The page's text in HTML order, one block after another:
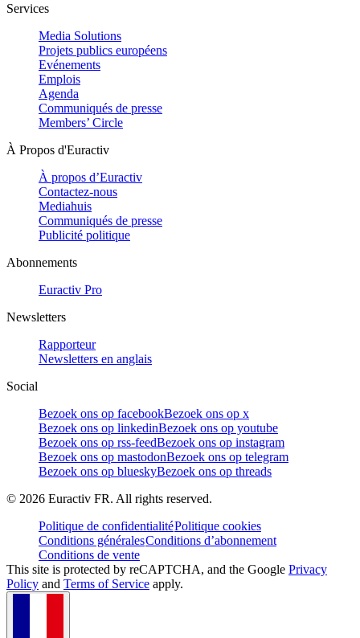
Services
Media Solutions
Projets publics européens
Evénements
Emplois
Agenda
Communiqués de presse
Members’ Circle
À Propos d'Euractiv
À propos d’Euractiv
Contactez-nous
Mediahuis
Communiqués de presse
Publicité politique
Abonnements
Euractiv Pro
Newsletters
Rapporteur
Newsletters en anglais
Social
Bezoek ons op facebookBezoek ons op x
Bezoek ons op linkedinBezoek ons op youtube
Bezoek ons op rss-feedBezoek ons op instagram
Bezoek ons op mastodonBezoek ons op telegram
Bezoek ons op blueskyBezoek ons op threads
© 2026 Euractiv FR. All rights reserved.
Politique de confidentialitéPolitique cookies
Conditions généralesConditions d’abonnement
Conditions de vente
This site is protected by reCAPTCHA, and the Google Privacy
Policy and Terms of Service apply.